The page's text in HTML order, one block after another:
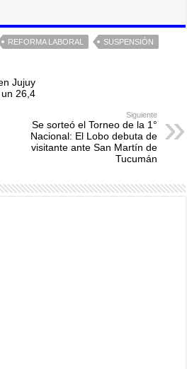
REFORMA LABORAL SUSPENSIÓN
Jujuy
26,4
Siguiente
Se sorteó el Torneo de la 1°
Nacional: El Lobo debuta de
visitante ante San Martín de
Tucumán